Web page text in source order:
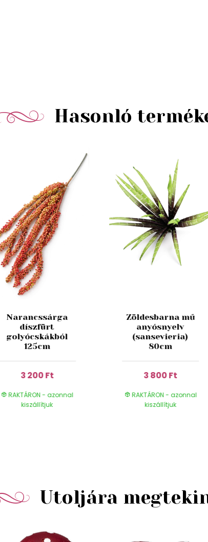
Hasonló
Narancssárga
díszfürt
golyócskákból
125cm
3 200 Ft
RAKTÁRON - azonnal
kiszállítjuk
Zöldesbarna mű
anyósnyelv
(sansevieria)
80cm
3 800 Ft
RAKTÁRON - azonnal
kiszállítjuk
Utoljára